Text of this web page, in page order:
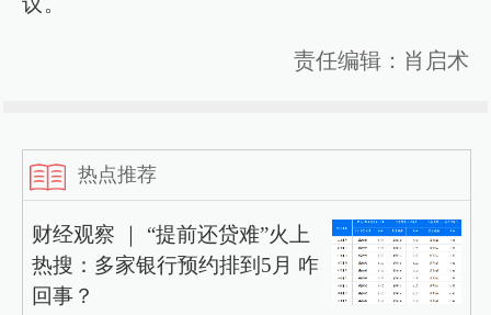
责任编辑：肖启术
热点推荐
财经观察 ｜ “提前还贷难”火上
热搜：多家银行预约排到5月 咋
回事？